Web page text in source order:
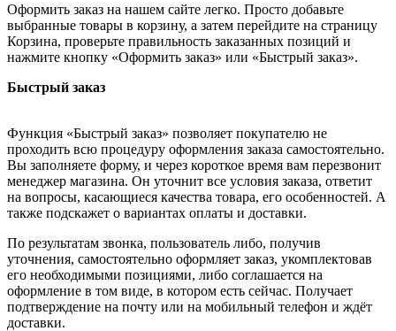
Оформить заказ на нашем сайте легко. Просто добавьте
выбранные товары в корзину, а затем перейдите на страницу
Корзина, проверьте правильность заказанных позиций и
нажмите кнопку «Оформить заказ» или «Быстрый заказ».
Быстрый заказ
Функция «Быстрый заказ» позволяет покупателю не
проходить всю процедуру оформления заказа самостоятельно.
Вы заполняете форму, и через короткое время вам перезвонит
менеджер магазина. Он уточнит все условия заказа, ответит
на вопросы, касающиеся качества товара, его особенностей. А
также подскажет о вариантах оплаты и доставки.
По результатам звонка, пользователь либо, получив
уточнения, самостоятельно оформляет заказ, укомплектовав
его необходимыми позициями, либо соглашается на
оформление в том виде, в котором есть сейчас. Получает
подтверждение на почту или на мобильный телефон и ждёт
доставки.